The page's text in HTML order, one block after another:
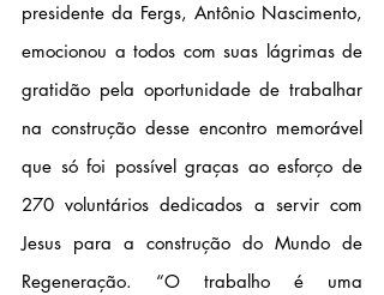
presidente da Fergs, Antônio Nascimento,
emocionou a todos com suas lágrimas de
gratidão pela oportunidade de trabalhar
na construção desse encontro memorável
que só foi possível graças ao esforço de
270 voluntários dedicados a servir com
Jesus para a construção do Mundo de
Regeneração. “O trabalho é uma